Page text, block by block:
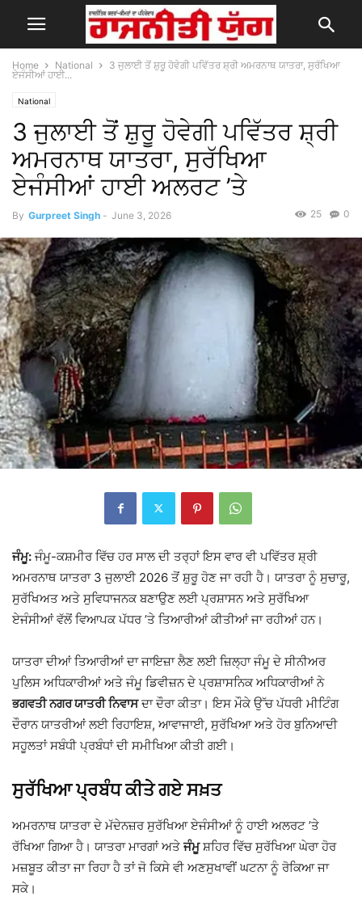
Home National
3 ਜੁਲਾਈ ਤੋਂ ਸ਼ੁਰੂ ਹੋਵੇਗੀ ਪਵਿੱਤਰ ਸ਼੍ਰੀ ਅਮਰਨਾਥ ਯਾਤਰਾ, ਸੁਰੱਖਿਆ
ਏਜੰਸੀਆਂ ਹਾਈ...
National
3 ਜੁਲਾਈ ਤੋਂ ਸ਼ੁਰੂ ਹੋਵੇਗੀ ਪਵਿੱਤਰ ਸ਼੍ਰੀ
ਅਮਰਨਾਥ ਯਾਤਰਾ, ਸੁਰੱਖਿਆ
ਏਜੰਸੀਆਂ ਹਾਈ ਅਲਰਟ ’ਤੇ
By Gurpreet Singh - June 3, 2026 0
25
ਜੰਮੂ: ਜੰਮੂ-ਕਸ਼ਮੀਰ ਵਿੱਚ ਹਰ ਸਾਲ ਦੀ ਤਰ੍ਹਾਂ ਇਸ ਵਾਰ ਵੀ ਪਵਿੱਤਰ ਸ਼੍ਰੀ
ਅਮਰਨਾਥ ਯਾਤਰਾ 3 ਜੁਲਾਈ 2026 ਤੋਂ ਸ਼ੁਰੂ ਹੋਣ ਜਾ ਰਹੀ ਹੈ। ਯਾਤਰਾ ਨੂੰ ਸੁਚਾਰੂ,
ਸੁਰੱਖਿਅਤ ਅਤੇ ਸੁਵਿਧਾਜਨਕ ਬਣਾਉਣ ਲਈ ਪ੍ਰਸ਼ਾਸਨ ਅਤੇ ਸੁਰੱਖਿਆ
ਏਜੰਸੀਆਂ ਵੱਲੋਂ ਵਿਆਪਕ ਪੱਧਰ ’ਤੇ ਤਿਆਰੀਆਂ ਕੀਤੀਆਂ ਜਾ ਰਹੀਆਂ ਹਨ।
ਯਾਤਰਾ ਦੀਆਂ ਤਿਆਰੀਆਂ ਦਾ ਜਾਇਜ਼ਾ ਲੈਣ ਲਈ ਜ਼ਿਲ੍ਹਾ ਜੰਮੂ ਦੇ ਸੀਨੀਅਰ
ਪੁਲਿਸ ਅਧਿਕਾਰੀਆਂ ਅਤੇ ਜੰਮੂ ਡਿਵੀਜ਼ਨ ਦੇ ਪ੍ਰਸ਼ਾਸਨਿਕ ਅਧਿਕਾਰੀਆਂ ਨੇ
ਭਗਵਤੀ ਨਗਰ ਯਾਤਰੀ ਨਿਵਾਸਦਾ ਦੌਰਾ ਕੀਤਾ। ਇਸ ਮੌਕੇ ਉੱਚ ਪੱਧਰੀ ਮੀਟਿੰਗ
ਦੌਰਾਨ ਯਾਤਰੀਆਂ ਲਈ ਰਿਹਾਇਸ਼, ਆਵਾਜਾਈ, ਸੁਰੱਖਿਆ ਅਤੇ ਹੋਰ ਬੁਨਿਆਦੀ
ਸਹੂਲਤਾਂ ਸਬੰਧੀ ਪ੍ਰਬੰਧਾਂ ਦੀ ਸਮੀਖਿਆ ਕੀਤੀ ਗਈ।
ਸੁਰੱਖਿਆ ਪ੍ਰਬੰਧ ਕੀਤੇ ਗਏ ਸਖ਼ਤ
ਅਮਰਨਾਥ ਯਾਤਰਾ ਦੇ ਮੱਦੇਨਜ਼ਰ ਸੁਰੱਖਿਆ ਏਜੰਸੀਆਂ ਨੂੰ ਹਾਈ ਅਲਰਟ ’ਤੇ
ਰੱਖਿਆ ਗਿਆ ਹੈ। ਯਾਤਰਾ ਮਾਰਗਾਂ ਅਤੇਜੰਮੂਸ਼ਹਿਰ ਵਿੱਚ ਸੁਰੱਖਿਆ ਘੇਰਾ ਹੋਰ
ਮਜ਼ਬੂਤ ਕੀਤਾ ਜਾ ਰਿਹਾ ਹੈ ਤਾਂ ਜੋ ਕਿਸੇ ਵੀ ਅਣਸੁਖਾਵੀਂ ਘਟਨਾ ਨੂੰ ਰੋਕਿਆ ਜਾ
ਸਕੇ।